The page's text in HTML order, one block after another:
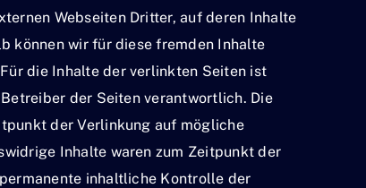
Webseiten Dritter, auf deren Inhalte
können wir für diese fremden Inhalte
die Inhalte der verlinkten Seiten ist
der Seiten verantwortlich. Die
der Verlinkung auf mögliche
Inhalte waren zum Zeitpunkt der
inhaltliche Kontrolle der